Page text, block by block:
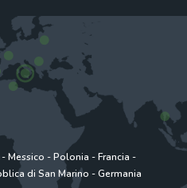
-Messico -Polonia -Francia -
di San Marino -Germania